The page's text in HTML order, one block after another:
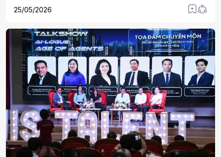
có 8.711 cán bộ, giáo viên, nhân viên, lực lượng công an
tham gia “Tiếp sức mùa thi”. Các Hội đồng coi thi đều chủ
động, đảm bảo an toàn, nghiêm túc, đúng quy chế.
25/05/2026